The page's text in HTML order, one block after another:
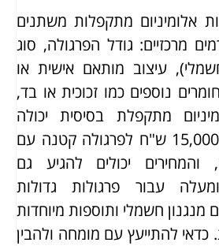
אלומיניום מתקפלות משתנים
מרכזיים: גודל הפרגולה, סוג
עיצוב מותאם אישית או
נוספים כמו זכוכית או בד,
מתקפלת בסיסית יכולה
לעלות בסביבות ה-15,000 ש"ח לפרגולה קטנה עם
והמחירים יכולים להגיע גם
ש"ח ומעלה עבור פרגולות גדולות
מנגנון חשמלי ותוספות מיוחדות
להתייעץ עם מומחה ולהבין